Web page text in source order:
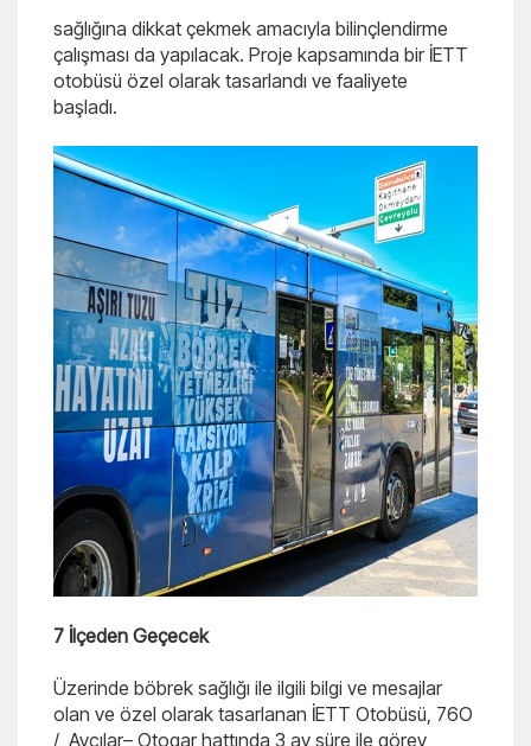
sağlığına dikkat çekmek amacıyla bilinçlendirme
çalışması da yapılacak. Proje kapsamında bir İETT
otobüsü özel olarak tasarlandı ve faaliyete
başladı.
7 İlçeden Geçecek
Üzerinde böbrek sağlığı ile ilgili bilgi ve mesajlar
olan ve özel olarak tasarlanan İETT Otobüsü, 76O
/ Avcılar– Otogar hattında 3 ay süre ile görev